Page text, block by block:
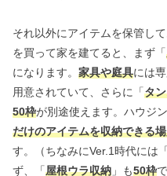
それ以外にアイテムを保管して
を買って家を建てると、まず「
になります。 家具や庭具には
用意されていて、さらに「タ
50枠が別途使えます。ハウジ
だけのアイテムを収納できる
す。（ちなみにVer.1時代には「
ず、「屋根ウラ収納 」も50枠